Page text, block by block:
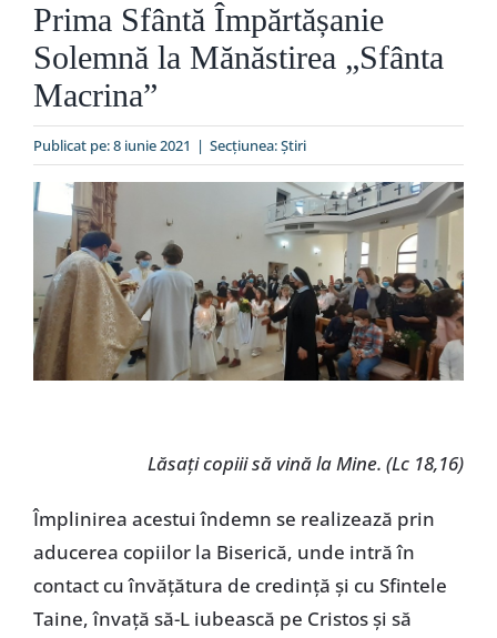
Organizare
Liturgic
Special
Prima Sfântă Împărtășanie
Solemnă la Mănăstirea „Sfânta
Macrina”
Publicat pe: 8 iunie 2021 | Secțiunea:Ştiri
Lăsați copiii să vină la Mine. (Lc 18,16)
Împlinirea acestui îndemn se realizează prin
aducerea copiilor la Biserică, unde intră în
contact cu învățătura de credință și cu Sfintele
Taine, învață să-L iubească pe Cristos și să